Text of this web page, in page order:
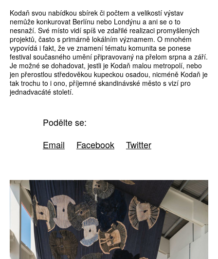
Kodaň svou nabídkou sbírek či počtem a velikostí výstav
nemůže konkurovat Berlínu nebo Londýnu a ani se o to
nesnaží. Své místo vidí spíš ve zdařilé realizaci promyšlených
projektů, často s primárně lokálním významem. O mnohém
vypovídá i fakt, že ve znamení tématu komunita se ponese
festival současného umění připravovaný na přelom srpna a září.
Je možné se dohadovat, jestli je Kodaň malou metropolí, nebo
jen přerostlou středověkou kupeckou osadou, nicméně Kodaň je
tak trochu to i ono, příjemné skandinávské město s vizí pro
jednadvacáté století.
Podělte se:
Email
Facebook Twitter